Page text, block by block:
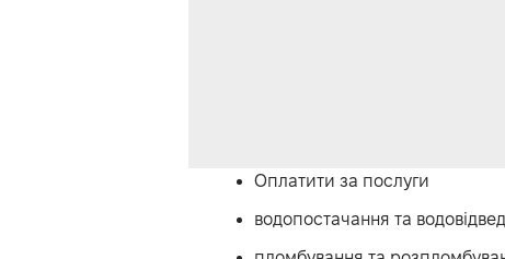
Оплатити за послуги
водопостачання та